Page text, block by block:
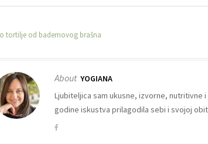
tortilje od bademovog brašna
About YOGIANA
Ljubiteljica sam ukusne, izvorne,
godine iskustva prilagodila sebi i svojoj